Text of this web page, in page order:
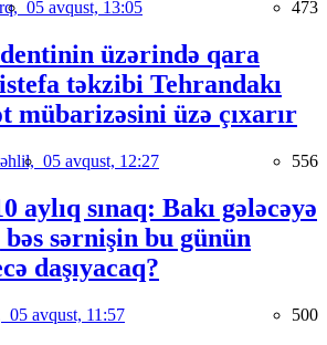
05 avqust, 13:05 473
üzərində qara
təkzibi Tehrandakı
mübarizəsini üzə çıxarır
05 avqust, 12:27 556
aylıq sınaq: Bakı gələcəyə
bəs sərnişin bu günün
daşıyacaq?
05 avqust, 11:57 500